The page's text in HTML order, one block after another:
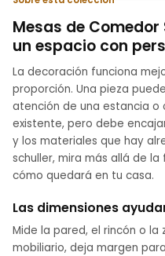
Mesas de
un espacio con
La decoración funciona
proporción. Una pieza
atención de una estancia o
existente, pero debe
y los materiales que hay
schuller, mira más allá de
cómo quedará en tu casa.
Las dimensiones
Mide la pared, el rincón o la
mobiliario, deja margen